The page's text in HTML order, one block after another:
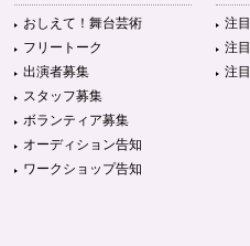
おしえて！舞台芸術
フリートーク
出演者募集
スタッフ募集
ボランティア募集
オーディション告知
ワークショップ告知
注
注
注